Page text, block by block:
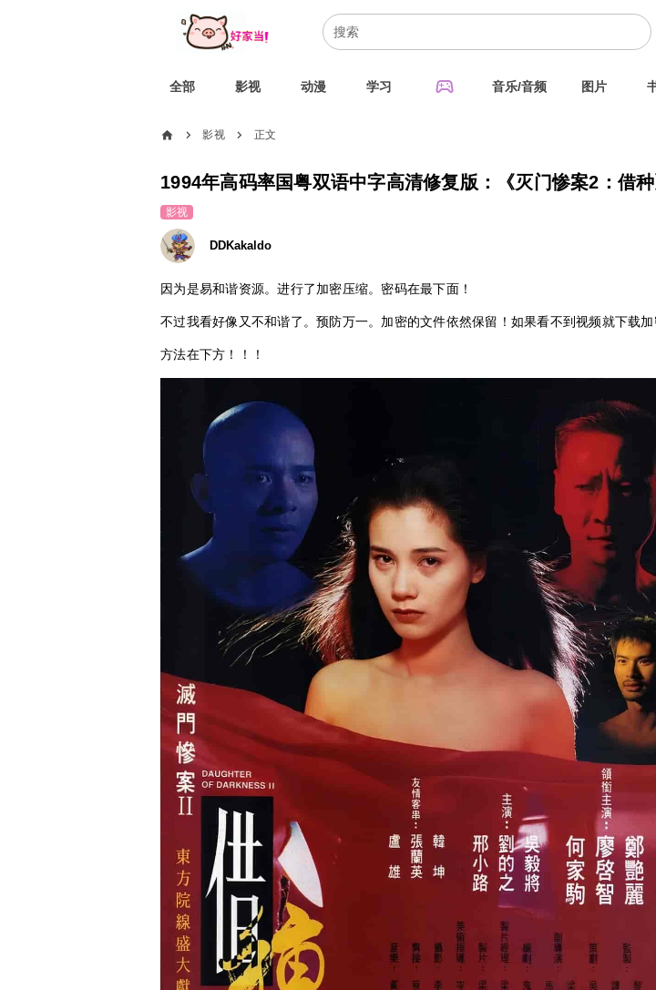
全部 影视 动漫 学习 sports_esports 音乐/音频 图片
home chevron_right 影视 chevron_right 正文
1994年高码率国粤双语中字高清修复版：《灭门惨案2：借
影视
DDKakaldo
因为是易和谐资源。进行了加密压缩。密码在最下面！
不过我看好像又不和谐了。预防万一。加密的文件依然保留！如果看不到视频就下载加
方法在下方！！！